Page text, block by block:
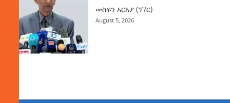
መስፍን አርአያ (ፕ/ር)
August 5, 2026